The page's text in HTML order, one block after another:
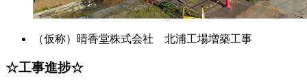
（仮称）晴香堂株式会社 北浦工場増築工事
☆工事進捗☆